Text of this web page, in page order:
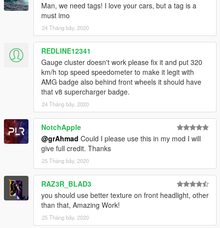
Man, we need tags! I love your cars, but a tag is a
must imo
24 Tháng bảy, 2020
REDLINE12341
Gauge cluster doesn't work please fix it and put 320
km/h top speed speedometer to make it legit with
AMG badge also behind front wheels it should have
that v8 supercharger badge.
24 Tháng bảy, 2020
NotchApple
@grAhmad Could I please use this in my mod I will
give full credit. Thanks
25 Tháng bảy, 2020
RAZ3R_BLAD3
you should use better texture on front headlight, other
than that, Amazing Work!
25 Tháng bảy, 2020